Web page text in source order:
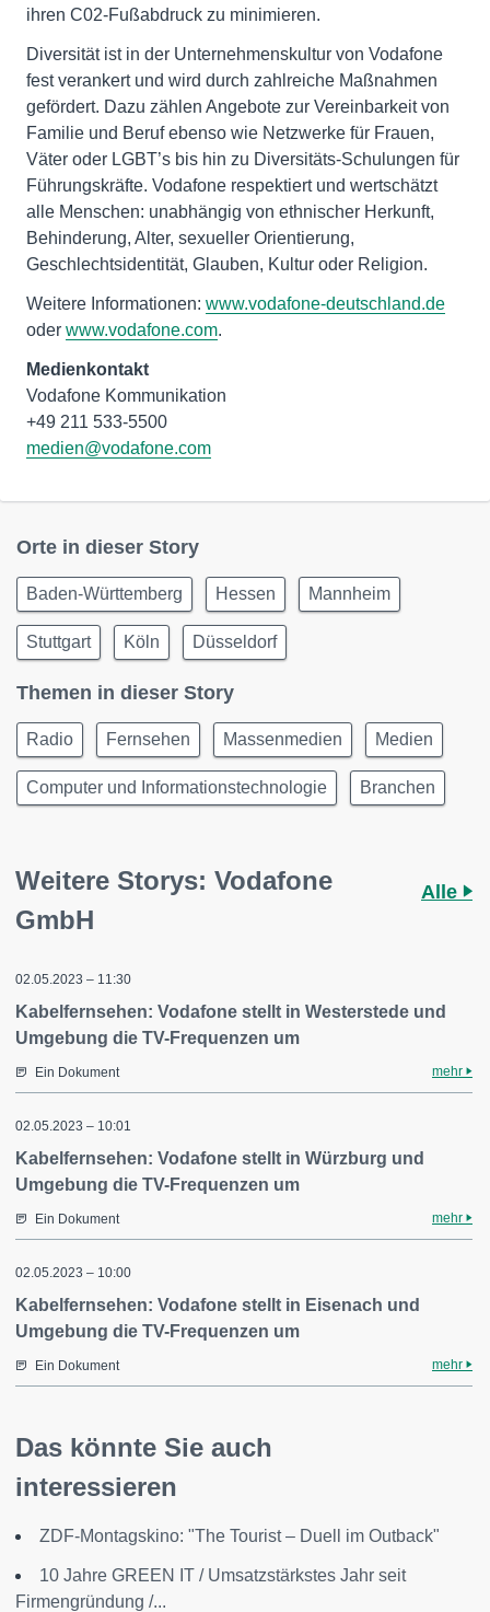
ihren C02-Fußabdruck zu minimieren.
Diversität ist in der Unternehmenskultur von Vodafone
fest verankert und wird durch zahlreiche Maßnahmen
gefördert. Dazu zählen Angebote zur Vereinbarkeit von
Familie und Beruf ebenso wie Netzwerke für Frauen,
Väter oder LGBT’s bis hin zu Diversitäts-Schulungen für
Führungskräfte. Vodafone respektiert und wertschätzt
alle Menschen: unabhängig von ethnischer Herkunft,
Behinderung, Alter, sexueller Orientierung,
Geschlechtsidentität, Glauben, Kultur oder Religion.
Weitere Informationen: www.vodafone-deutschland.de
oder www.vodafone.com.
Medienkontakt
Vodafone Kommunikation
medien@vodafone.com
Orte in dieser Story
Baden-Württemberg Hessen Mannheim
Stuttgart Köln Düsseldorf
Themen in dieser Story
Radio Fernsehen Massenmedien Medien
Computer und Informationstechnologie Branchen
Weitere Storys: Vodafone
GmbH
Alle
02.05.2023 – 11:30
Kabelfernsehen: Vodafone stellt in Westerstede und
Umgebung die TV-Frequenzen um
Ein Dokument mehr
02.05.2023 – 10:01
Kabelfernsehen: Vodafone stellt in Würzburg und
Umgebung die TV-Frequenzen um
Ein Dokument mehr
02.05.2023 – 10:00
Kabelfernsehen: Vodafone stellt in Eisenach und
Umgebung die TV-Frequenzen um
Ein Dokument mehr
Das könnte Sie auch
interessieren
ZDF-Montagskino: "The Tourist – Duell im Outback"
10 Jahre GREEN IT / Umsatzstärkstes Jahr seit
Firmengründung /...